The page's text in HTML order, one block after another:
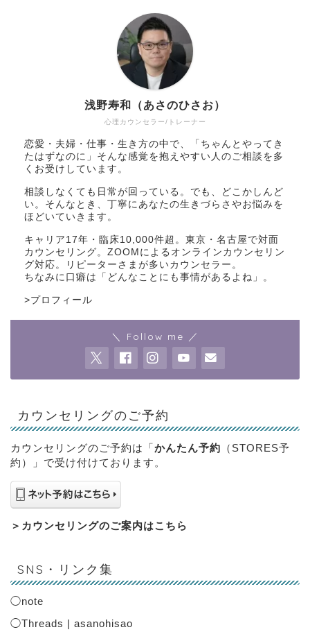
心理カウンセラー/トレーナー
浅野寿和（あさのひさお）
恋愛・夫婦・仕事・生き方の中で、「ちゃんとやってき
たはずなのに」そんな感覚を抱えやすい人のご相談を多
くお受けしています。
相談しなくても日常が回っている。でも、どこかしんど
い。そんなとき、丁寧にあなたの生きづらさやお悩みを
ほどいていきます。
キャリア17年・臨床10,000件超。東京・名古屋で対面
カウンセリング。ZOOMによるオンラインカウンセリン
グ対応。リピーターさまが多いカウンセラー。
ちなみに口癖は「どんなことにも事情があるよね」。
>プロフィール
＼ Follow me ／
カウンセリングのご予約
カウンセリングのご予約は「かんたん予約 （STORES予
約）」で受け付けております。
＞ カウンセリングのご案内はこちら
SNS・リンク集
◯note
◯Threads | asanohisao